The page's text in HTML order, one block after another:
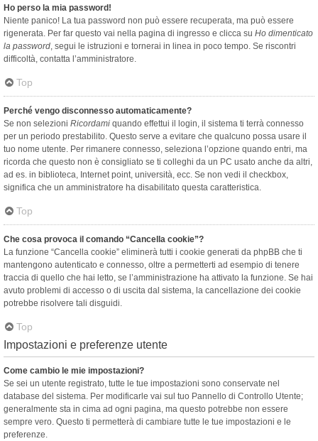
Ho perso la mia password!
Niente panico! La tua password non può essere recuperata, ma può essere
rigenerata. Per far questo vai nella pagina di ingresso e clicca su Ho dimenticato
la password, segui le istruzioni e tornerai in linea in poco tempo. Se riscontri
difficoltà, contatta l’amministratore.
Top
Perché vengo disconnesso automaticamente?
Se non selezioni Ricordami quando effettui il login, il sistema ti terrà connesso
per un periodo prestabilito. Questo serve a evitare che qualcuno possa usare il
tuo nome utente. Per rimanere connesso, seleziona l’opzione quando entri, ma
ricorda che questo non è consigliato se ti colleghi da un PC usato anche da altri,
ad es. in biblioteca, Internet point, università, ecc. Se non vedi il checkbox,
significa che un amministratore ha disabilitato questa caratteristica.
Top
Che cosa provoca il comando “Cancella cookie”?
La funzione “Cancella cookie” eliminerà tutti i cookie generati da phpBB che ti
mantengono autenticato e connesso, oltre a permetterti ad esempio di tenere
traccia di quello che hai letto, se l’amministrazione ha attivato la funzione. Se hai
avuto problemi di accesso o di uscita dal sistema, la cancellazione dei cookie
potrebbe risolvere tali disguidi.
Top
Impostazioni e preferenze utente
Come cambio le mie impostazioni?
Se sei un utente registrato, tutte le tue impostazioni sono conservate nel
database del sistema. Per modificarle vai sul tuo Pannello di Controllo Utente;
generalmente sta in cima ad ogni pagina, ma questo potrebbe non essere
sempre vero. Questo ti permetterà di cambiare tutte le tue impostazioni e le
preferenze.